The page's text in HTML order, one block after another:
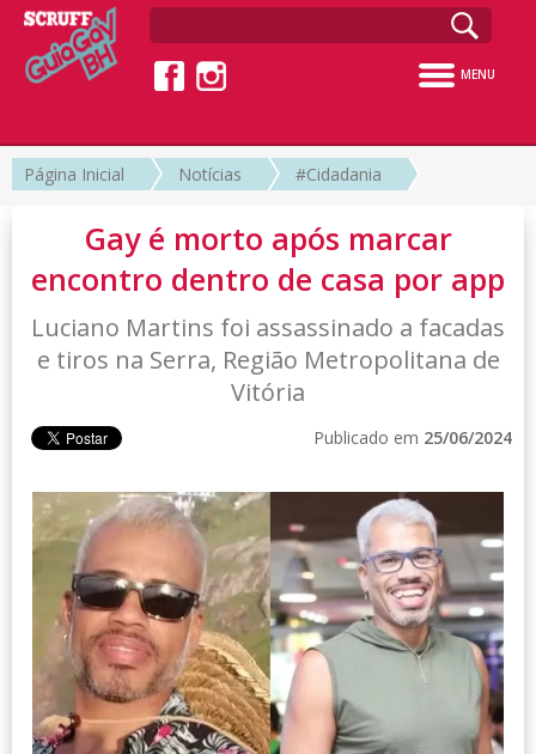
MENU
Página Inicial Notícias #Cidadania
Gay é morto após marcar
encontro dentro de casa por app
Luciano Martins foi assassinado a facadas
e tiros na Serra, Região Metropolitana de
Vitória
Publicado em 25/06/2024